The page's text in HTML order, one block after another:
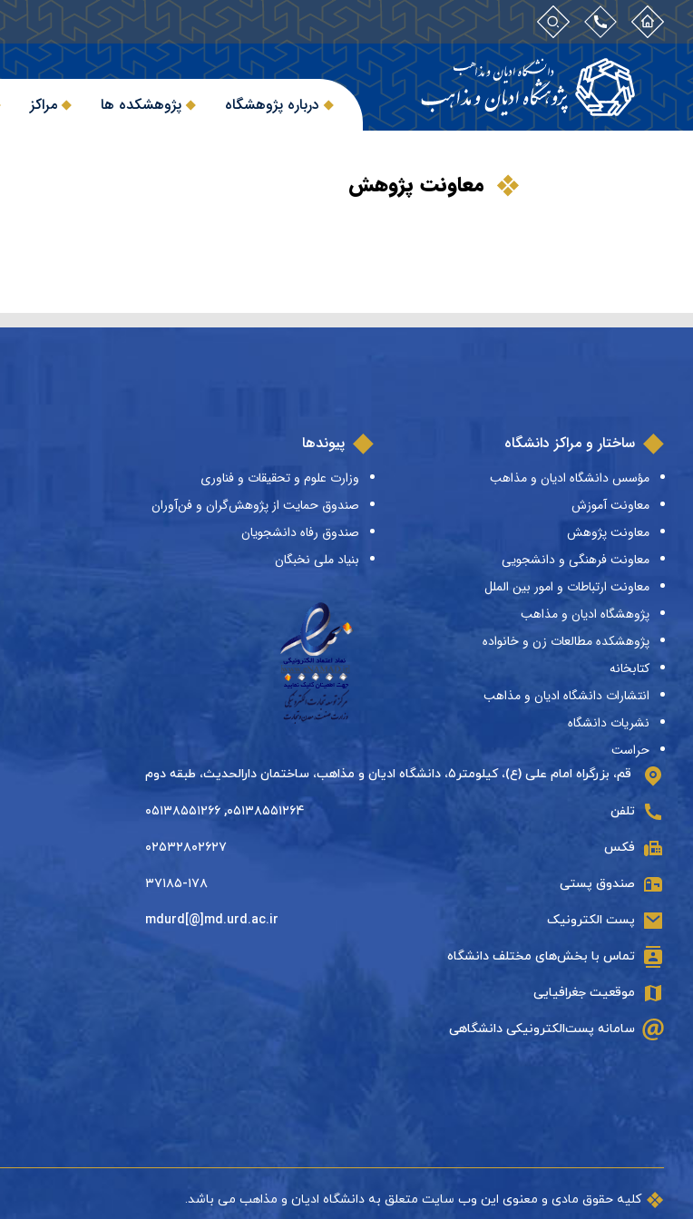
درباره پژوهشگاه پژوهشکده ها مراکز
معاونت پژوهش
ساختار و مراکز دانشگاه
مؤسس دانشگاه ادیان و مذاهب
معاونت آموزش
معاونت پژوهش
معاونت فرهنگی و دانشجویی
معاونت ارتباطات و امور بین الملل
پژوهشگاه ادیان و مذاهب
پژوهشکده مطالعات زن و خانواده
کتابخانه
انتشارات دانشگاه ادیان و مذاهب
نشریات دانشگاه
حراست
پیوندها
وزارت علوم و تحقیقات و فناوری
صندوق حمایت از پژوهش‌گران و فن‌آوران
صندوق رفاه دانشجویان
بنیاد ملی نخبگان
قم، بزرگراه امام علی (ع)، کیلومتر۵، دانشگاه ادیان و مذاهب، ساختمان دارالحدیث، طبقه دوم
تلفن ۰۵۱۳۸۵۵۱۲۶۴, ۰۵۱۳۸۵۵۱۲۶۶
فکس ۰۲۵۳۲۸۰۲۶۲۷
صندوق پستی ۳۷۱۸۵-۱۷۸
پست الکترونیک mdurd[@]md.urd.ac.ir
تماس با بخش‌های مختلف دانشگاه
موقعیت جغرافیایی
سامانه پست‌الکترونیکی دانشگاهی
کلیه حقوق مادی و معنوی این وب سایت متعلق به دانشگاه ادیان و مذاهب می باشد.